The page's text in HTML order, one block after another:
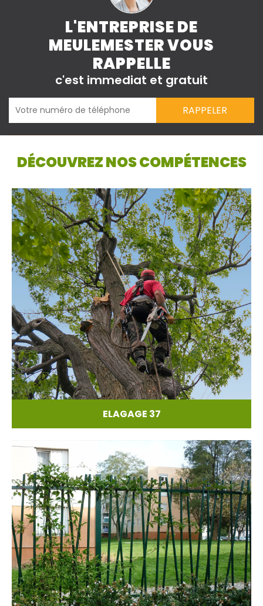
L'ENTREPRISE DE
MEULEMESTER VOUS
RAPPELLE
c'est immediat et gratuit
DÉCOUVREZ NOS COMPÉTENCES
ELAGAGE 37